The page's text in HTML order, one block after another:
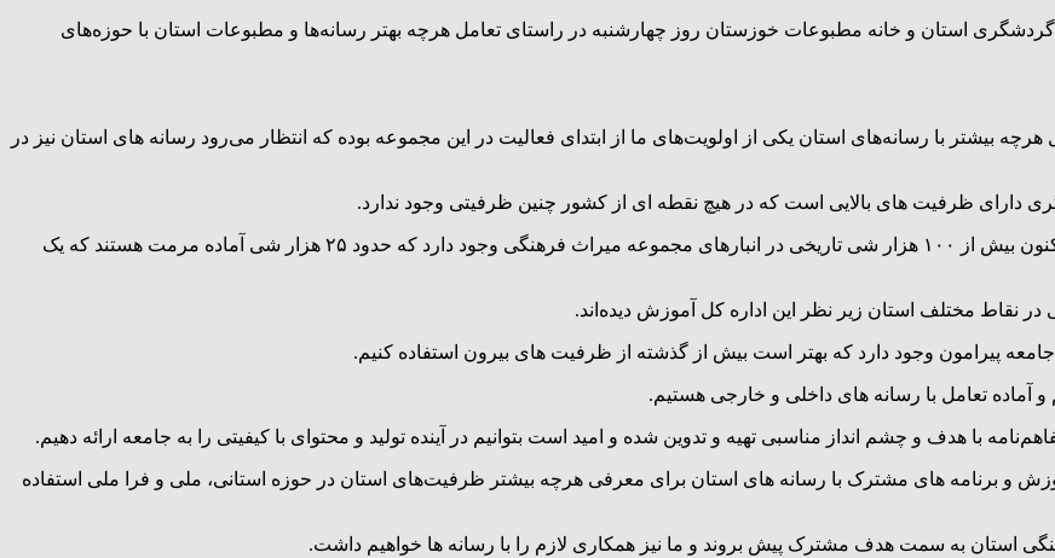
استان و خانه مطبوعات خوزستان روز چهارشنبه در راستای تعامل هرچه بهتر رسانه‌ها و مطبوعات استان با حوزه‌های
بیشتر با رسانه‌های استان یکی از اولویت‌های ما از ابتدای فعالیت در این مجموعه بوده که انتظار می‌رود رسانه های استان نیز در
دارای ظرفیت های بالایی است که در هیچ نقطه ای از کشور چنین ظرفیتی وجود ندارد.
مدیرکل میراث فرهنگی، گردشگری و صنایع دستی خوزستان ادامه داد: اکنون بیش از ۱۰۰ هزار شی تاریخی در انبارهای مجموعه میراث فرهنگی وجود دارد که حدود ۲۵ هزار شی آماده مرمت هستند که یک
نقاط مختلف استان زیر نظر این اداره کل آموزش دیده‌اند.
پیرامون وجود دارد که بهتر است بیش از گذشته از ظرفیت های بیرون استفاده کنیم.
آماده تعامل با رسانه های داخلی و خارجی هستیم.
با هدف و چشم انداز مناسبی تهیه و تدوین شده و امید است بتوانیم در آینده تولید و محتوای با کیفیتی را به جامعه ارائه دهیم.
و برنامه های مشترک با رسانه های استان برای معرفی هرچه بیشتر ظرفیت‌های استان در حوزه استانی، ملی و فرا ملی استفاده
استان به سمت هدف مشترک پیش بروند و ما نیز همکاری لازم را با رسانه ها خواهیم داشت.